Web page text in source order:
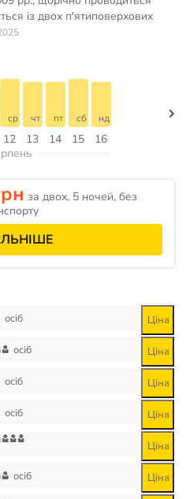
із двох п'ятиповерхових
12
ср
13
чт
14
пт
15
сб
16
нд
за двох, 5 ночей, без
осіб Ціна
осіб Ціна
осіб Ціна
осіб Ціна
Ціна
осіб Ціна